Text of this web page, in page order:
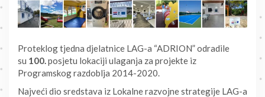
Proteklog tjedna djelatnice LAG-a “ADRION” odradile
su 100.posjetu lokaciji ulaganja za projekte iz
Programskog razdoblja 2014-2020.
Najveći dio sredstava iz Lokalne razvojne strategije LAG-a